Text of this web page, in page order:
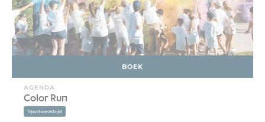
BOEK
AGENDA
Color Run
Sportwedstrijd